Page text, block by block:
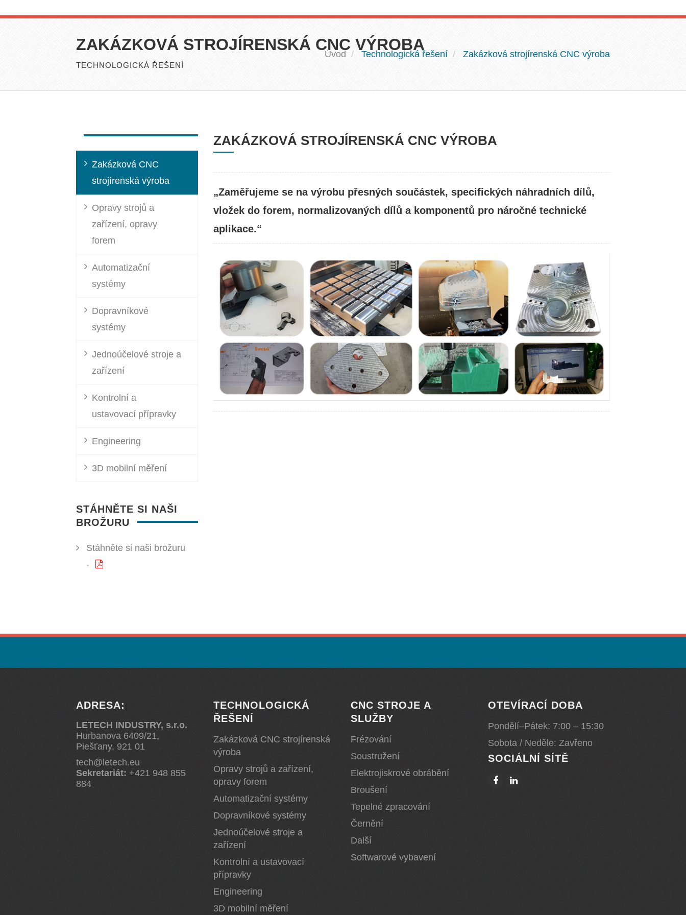
ZAKÁZKOVÁ STROJÍRENSKÁ CNC VÝROBA
TECHNOLOGICKÁ ŘEŠENÍ
Úvod Technologická řešení Zakázková strojírenská CNC výroba
ZAKÁZKOVÁ STROJÍRENSKÁ CNC VÝROBA
„Zaměřujeme se na výrobu přesných součástek, specifických náhradních dílů,
vložek do forem, normalizovaných dílů a komponentů pro náročné technické
aplikace.“
Zakázková CNC
strojírenská výroba
Opravy strojů a
zařízení, opravy
forem
Automatizační
systémy
Dopravníkové
systémy
Jednoúčelové stroje a
zařízení
Kontrolní a
ustavovací přípravky
Engineering
3D mobilní měření
STÁHNĚTE SI NAŠI
BROŽURU
Stáhněte si naši brožuru
-
ADRESA:
LETECH INDUSTRY, s.r.o.
Hurbanova 6409/21,
Piešťany, 921 01
tech@letech.eu
Sekretariát: +421 948 855
884
TECHNOLOGICKÁ
ŘEŠENÍ
Zakázková CNC strojírenská
výroba
Opravy strojů a zařízení,
opravy forem
Automatizační systémy
Dopravníkové systémy
Jednoúčelové stroje a
zařízení
Kontrolní a ustavovací
přípravky
Engineering
3D mobilní měření
CNC STROJE A
SLUŽBY
Frézování
Soustružení
Elektrojiskrové obrábění
Broušení
Tepelné zpracování
Černění
Další
Softwarové vybavení
OTEVÍRACÍ DOBA
Pondělí–Pátek: 7:00 – 15:30
Sobota / Neděle: Zavřeno
SOCIÁLNÍ SÍTĚ